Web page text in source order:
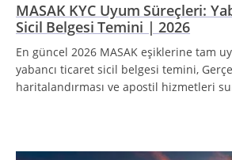
MASAK KYC Uyum Süreçleri:
Sicil Belgesi Temini | 2026
En güncel 2026 MASAK eşiklerine tam
yabancı ticaret sicil belgesi temini,
haritalandırması ve apostil hizmetleri